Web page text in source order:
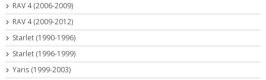
RAV 4 (2006-2009)
RAV 4 (2009-2012)
Starlet (1990-1996)
Starlet (1996-1999)
Yaris (1999-2003)